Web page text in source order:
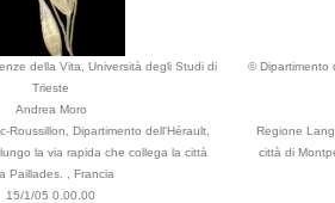
della Vita, Università degli Studi di
Trieste
Andrea Moro
Roussillon, Dipartimento dell'Hérault,
la via rapida che collega la città
Paillades. , Francia
15/1/05 0.00.00
© Dipartimento
Regione
città di